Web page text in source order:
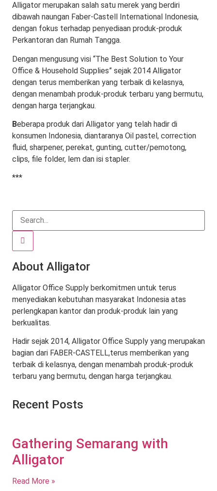
Alligator merupakan salah satu merek yang berdiri
dibawah naungan Faber-Castell International Indonesia,
dengan fokus terhadap penyediaan produk-produk
Perkantoran dan Rumah Tangga.
Dengan mengusung visi “The Best Solution to Your
Office & Household Supplies” sejak 2014 Alligator
dengan terus memberikan yang terbaik di kelasnya,
dengan menambah produk-produk terbaru yang bermutu,
dengan harga terjangkau.
Beberapa produk dari Alligator yang telah hadir di
konsumen Indonesia, diantaranya Oil pastel, correction
fluid, sharpener, perekat, gunting, cutter/pemotong,
clips, file folder, lem dan isi stapler.
***
About Alligator
Alligator Office Supply berkomitmen untuk terus
menyediakan kebutuhan masyarakat Indonesia atas
perlengkapan kantor dan produk-produk lain yang
berkualitas.
Hadir sejak 2014, Alligator Office Supply yang merupakan
bagian dari FABER-CASTELL,terus memberikan yang
terbaik di kelasnya, dengan menambah produk-produk
terbaru yang bermutu, dengan harga terjangkau.
Recent Posts
Gathering Semarang with
Alligator
Read More »